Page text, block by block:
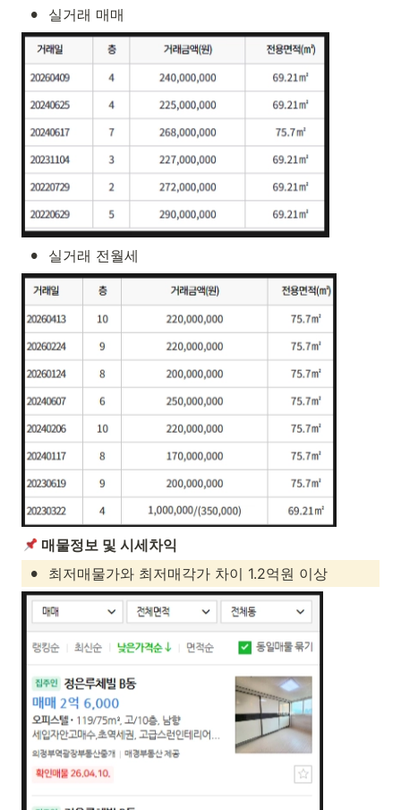
• 실거래 매매
• 실거래 전월세
매물정보 및 시세차익
• 최저매물가와 최저매각가 차이 1.2억원 이상